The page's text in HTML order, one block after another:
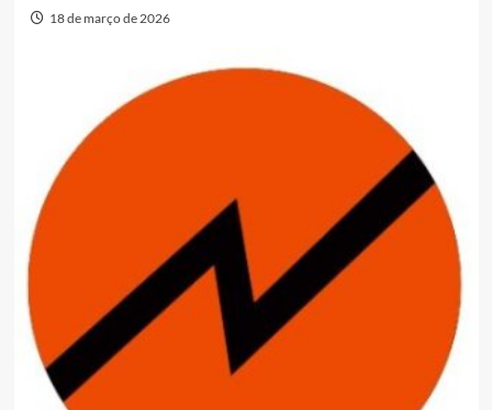
18 de março de 2026